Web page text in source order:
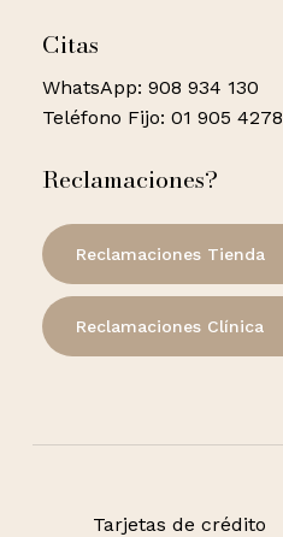
Citas
WhatsApp: 908 934 130
Teléfono Fijo: 01 905 4278
Reclamaciones?
Reclamaciones Tienda
Reclamaciones Clínica
Tarjetas de crédito